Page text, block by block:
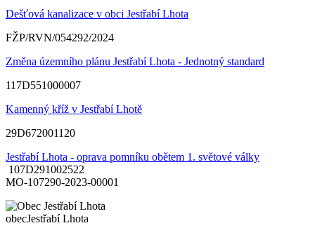
Dešťová kanalizace v obci Jestřabí Lhota
FŽP/RVN/054292/2024
Změna územního plánu Jestřabí Lhota - Jednotný standard
117D551000007
Kamenný kříž v Jestřabí Lhotě
29D672001120
Jestřabí Lhota - oprava pomníku obětem 1. světové války
107D291002522
MO-107290-2023-00001
obecJestřabí Lhota